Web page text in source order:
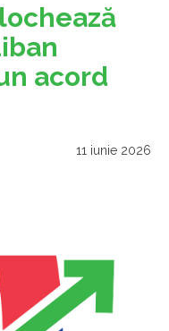
acord
11 iunie 2026